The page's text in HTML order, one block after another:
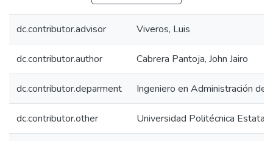
dc.contributor.advisor Viveros, Luis
dc.contributor.author Cabrera Pantoja, John Jairo
dc.contributor.deparment Ingeniero en Administración de
dc.contributor.other Universidad Politécnica Estatal